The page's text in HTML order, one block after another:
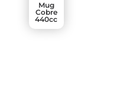
Mug
Cobre
440cc